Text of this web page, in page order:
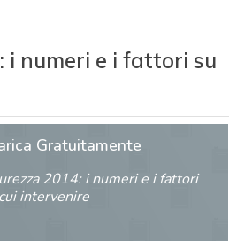
i numeri e i fattori su
Gratuitamente
2014: i numeri e i fattori
intervenire